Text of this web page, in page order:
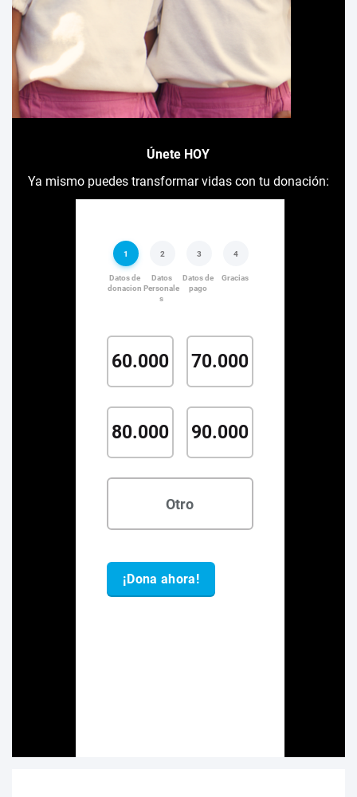
Únete HOY
Ya mismo puedes transformar vidas con tu donación: